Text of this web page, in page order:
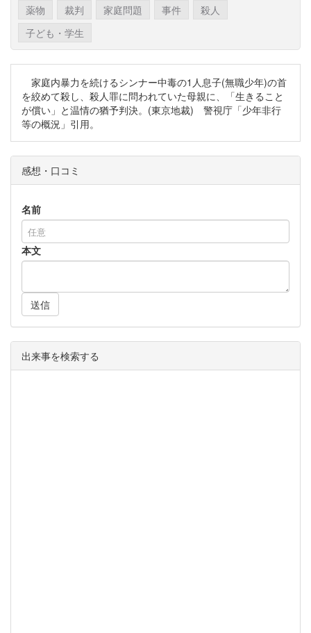
薬物 裁判 家庭問題 事件
殺人
子ども・学生
家庭内暴力を続けるシンナー中毒の1人息子(無職少年)の首
を絞めて殺し、殺人罪に問われていた母親に、「生きること
が償い」と温情の猶予判決。(東京地裁) 警視庁「少年非行
等の概況」引用。
感想・口コミ
名前
本文
送信
出来事を検索する